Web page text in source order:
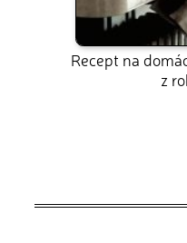
Recept na
z